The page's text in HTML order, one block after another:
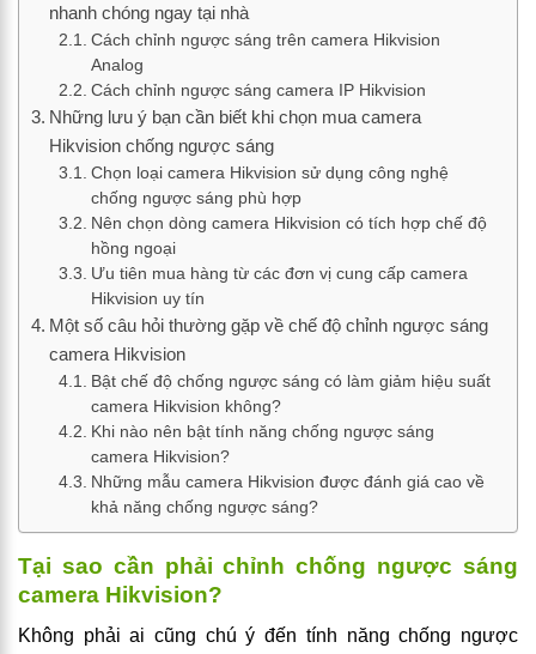
nhanh chóng ngay tại nhà
Cách chỉnh ngược sáng trên camera Hikvision
Analog
Cách chỉnh ngược sáng camera IP Hikvision
Những lưu ý bạn cần biết khi chọn mua camera
Hikvision chống ngược sáng
Chọn loại camera Hikvision sử dụng công nghệ
chống ngược sáng phù hợp
Nên chọn dòng camera Hikvision có tích hợp chế độ
hồng ngoại
Ưu tiên mua hàng từ các đơn vị cung cấp camera
Hikvision uy tín
Một số câu hỏi thường gặp về chế độ chỉnh ngược sáng
camera Hikvision
Bật chế độ chống ngược sáng có làm giảm hiệu suất
camera Hikvision không?
Khi nào nên bật tính năng chống ngược sáng
camera Hikvision?
Những mẫu camera Hikvision được đánh giá cao về
khả năng chống ngược sáng?
Tại sao cần phải chỉnh chống ngược sáng
camera Hikvision?
Không phải ai cũng chú ý đến tính năng chống ngược